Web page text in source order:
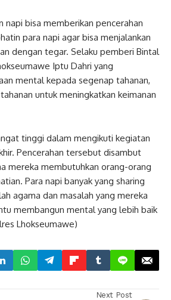
napi bisa memberikan pencerahan
para napi agar bisa menjalankan
dengan tegar. Selaku pemberi Bintal
Iptu Dahri yang
mental kepada segenap tahanan,
untuk meningkatkan keimanan
tinggi dalam mengikuti kegiatan
Pencerahan tersebut disambut
mereka membutuhkan orang-orang
Para napi banyak yang sharing
agama dan masalah yang mereka
membangun mental yang lebih baik
Lhokseumawe)
Next Post